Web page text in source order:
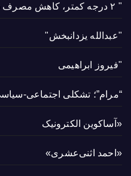
" ۲ درجه کمتر، کاهش مصرف سوخت _ هوای سالم تر"
"عبدالله یزدانبخش"
"فیروز ابراهیمی
“مرام”؛ تشکلی اجتماعی-
«آساکوین الکترونیک
«احمد اثنی‌عشری»